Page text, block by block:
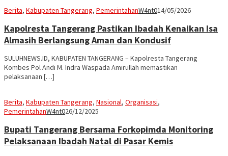
Berita, Kabupaten Tangerang, PemerintahanW4nt014/05/2026
Kapolresta Tangerang Pastikan Ibadah Kenaikan Isa
Almasih Berlangsung Aman dan Kondusif
SULUHNEWS.ID, KABUPATEN TANGERANG – Kapolresta Tangerang
Kombes Pol Andi M. Indra Waspada Amirullah memastikan
pelaksanaan […]
Berita, Kabupaten Tangerang, Nasional, Organisasi,
PemerintahanW4nt026/12/2025
Bupati Tangerang Bersama Forkopimda Monitoring
Pelaksanaan Ibadah Natal di Pasar Kemis